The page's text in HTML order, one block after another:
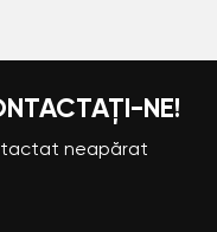
NE!
neapărat